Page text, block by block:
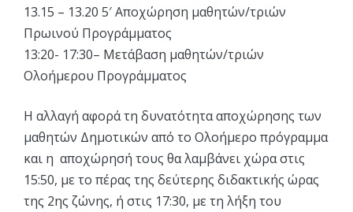
13.15 – 13.20 5′ Αποχώρηση μαθητών/τριών
Πρωινού Προγράμματος
13:20- 17:30– Μετάβαση μαθητών/τριών
Ολοήμερου Προγράμματος
Η αλλαγή αφορά τη δυνατότητα αποχώρησης των
μαθητών Δημοτικών από το Ολοήμερο πρόγραμμα
και η αποχώρησή τους θα λαμβάνει χώρα στις
15:50, με το πέρας της δεύτερης διδακτικής ώρας
της 2ης ζώνης, ή στις 17:30, με τη λήξη του